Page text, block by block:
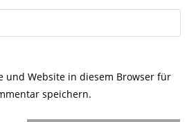
und Website in diesem Browser für
speichern.